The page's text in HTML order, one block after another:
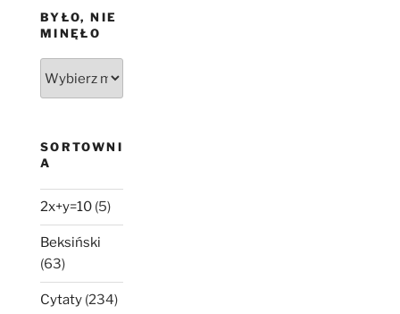
BYŁO, NIE
MINĘŁO
SORTOWNI
A
2x+y=10 (5)
Beksiński
(63)
Cytaty (234)